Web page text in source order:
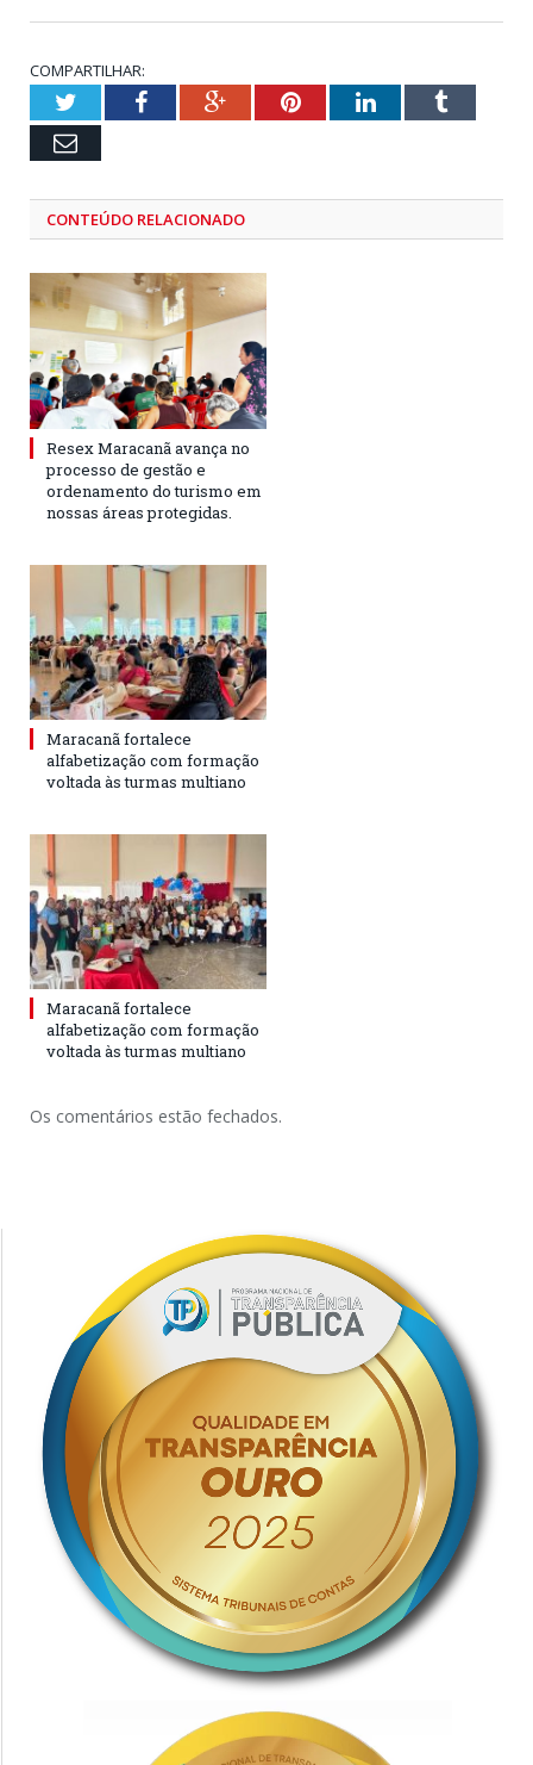
COMPARTILHAR:
TwitterFacebookGoogle+PinterestLinkedInTumblr
Email
CONTEÚDO RELACIONADO
Resex Maracanã avança no
processo de gestão e
ordenamento do turismo em
nossas áreas protegidas.
Maracanã fortalece
alfabetização com formação
voltada às turmas multiano
Maracanã fortalece
alfabetização com formação
voltada às turmas multiano
Os comentários estão fechados.